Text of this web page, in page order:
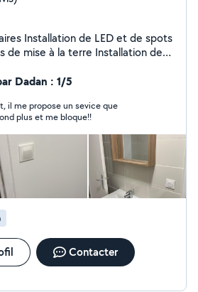
Installation de LED et de spots
de mise à la terre Installation de
Remplacement et mise à
Réparation de tableaux
de caméras et télésurveillance
de vie vers le futur grâce
et d'installation électrique
de scénarios en un clic,
et sécurité, tout-en-un. Nous
de conception, d'installation et
projets de haute qualité pour les
les hôtels et les installations
Dadan : 1/5
il me propose un sevice que
plus et me bloque!!
Contacter